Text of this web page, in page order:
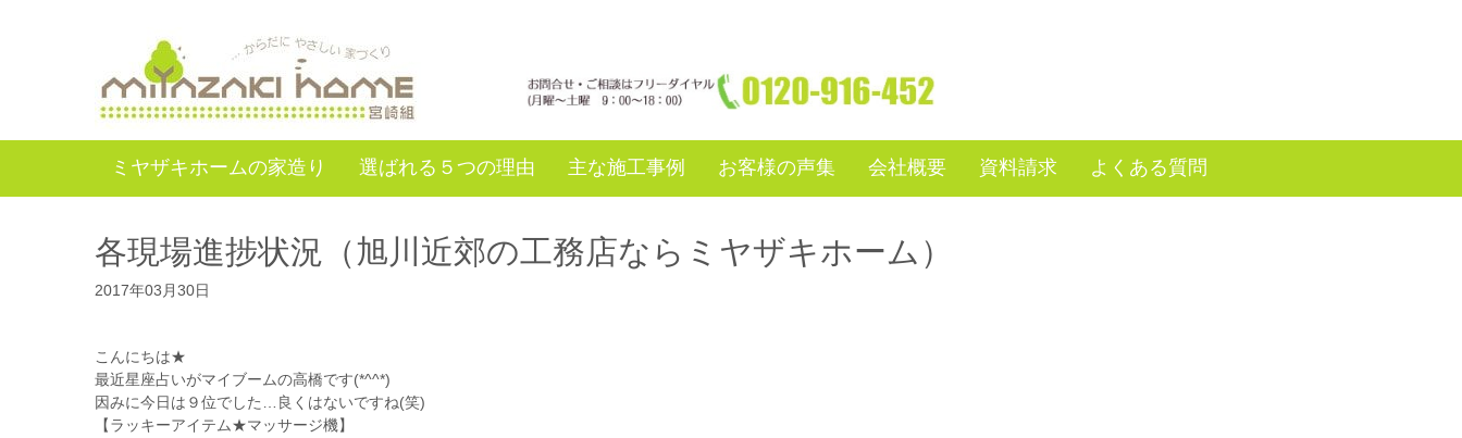
ミヤザキホームの家造り 選ばれる５つの理由 主な施工事例 お客様の声集 会社概要 資料請求 よくある質問
各現場進捗状況（旭川近郊の工務店ならミヤザキホーム）
2017年03月30日
こんにちは★
最近星座占いがマイブームの高橋です(*^^*)
因みに今日は９位でした…良くはないですね(笑)
【ラッキーアイテム★マッサージ機】